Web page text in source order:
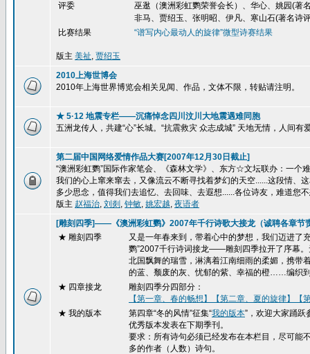
评委
巫逖（澳洲彩虹鹦荣誉会长）、华心、姚园(著
非马、贾绍玉、张明昭、伊凡、寒山石(著名诗
比赛结果
“谱写内心最动人的旋律”微型诗赛结果
版主 美祉, 贾绍玉
2010上海世博会
2010年上海世界博览会相关见闻、作品，文体不限，转贴请注明。
★ 5·12 地震专栏——沉痛悼念四川汶川大地震遇难同胞
五洲龙传人，共建“心”长城。“抗震救灾 众志成城” 天地无情，人间
第二届中国网络爱情作品大赛[2007年12月30日截止]
“澳洲彩虹鹦”国际作家笔会、《森林文学》、东方☆文坛联办：一个
我们的心上窜来窜去，又像流云不断寻找着梦幻的天空......这段情、
多少思念，值得我们去追忆、去回味、去遐想......各位诗友，难道您
版主 赵福治, 刘剡 , 钟敏, 姚宏越, 夜语者
[雕刻四季]——《澳洲彩虹鹦》2007年千行诗歌大接龙（诚聘各章节
★ 雕刻四季
又是一年春来到，带着心中的梦想，我们迈进了
鹦”2007千行诗词接龙——雕刻四季拉开了序幕
北国飘舞的瑞雪，淋漓着江南细雨的柔媚，携
的蓝、颓废的灰、忧郁的紫、幸福的橙……编织
★ 四章接龙
雕刻四季分四部分：
【第一章、春的畅想】
【第二章、夏的旋律】
【
★ 我的版本
第四章“冬的风情”征集“我的版本”，欢迎大家踊
优秀版本发表在下期季刊。
要求：所有诗句必须已经发布在本栏目，尽可能
多的作者（人数）诗句。